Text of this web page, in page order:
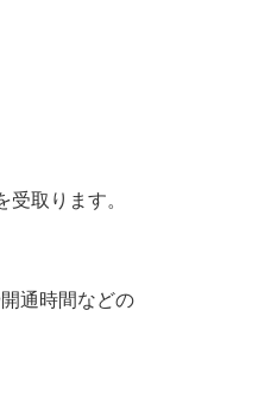
取ります。
通時間などの